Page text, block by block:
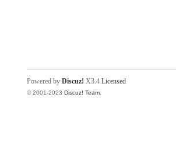
Powered by Discuz! X3.4 Licensed
© 2001-2023 Discuz! Team